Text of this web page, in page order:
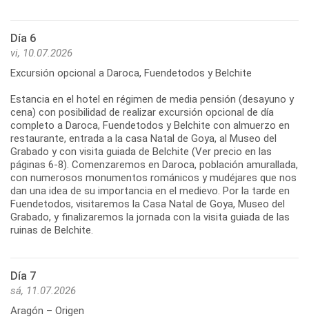
Día 6
vi, 10.07.2026
Excursión opcional a Daroca, Fuendetodos y Belchite
Estancia en el hotel en régimen de media pensión (desayuno y
cena) con posibilidad de realizar excursión opcional de día
completo a Daroca, Fuendetodos y Belchite con almuerzo en
restaurante, entrada a la casa Natal de Goya, al Museo del
Grabado y con visita guiada de Belchite (Ver precio en las
páginas 6-8). Comenzaremos en Daroca, población amurallada,
con numerosos monumentos románicos y mudéjares que nos
dan una idea de su importancia en el medievo. Por la tarde en
Fuendetodos, visitaremos la Casa Natal de Goya, Museo del
Grabado, y finalizaremos la jornada con la visita guiada de las
ruinas de Belchite.
Día 7
sá, 11.07.2026
Aragón – Origen